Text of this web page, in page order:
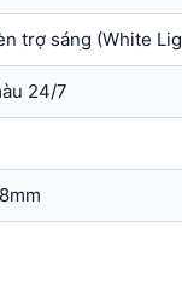
trợ sáng (White
24/7